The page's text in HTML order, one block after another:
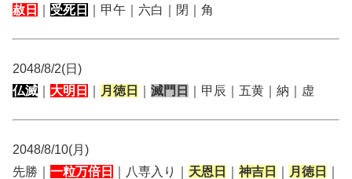
赦日
受死日 ｜甲午｜六白｜閉｜角
2048/8/2(日)
仏滅
大明日 月徳日 滅門日 ｜甲辰｜五黄｜納｜虚
2048/8/10(月)
先勝｜ 一粒万倍日 ｜八専入り｜ 天恩日 神吉日 月徳日